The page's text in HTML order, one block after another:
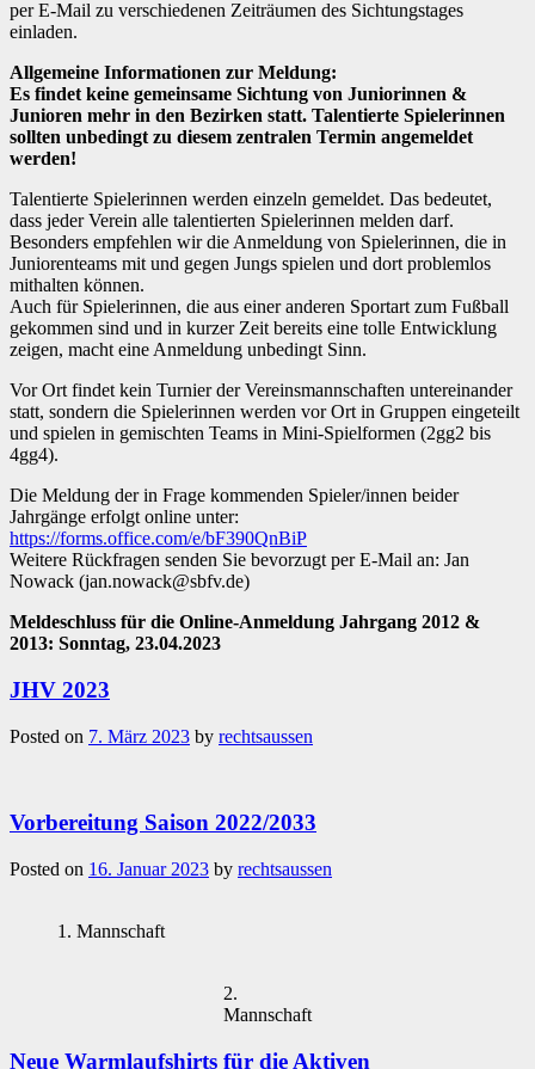
per E-Mail zu verschiedenen Zeiträumen des Sichtungstages
einladen.
Allgemeine Informationen zur Meldung:
Es findet keine gemeinsame Sichtung von Juniorinnen &
Junioren mehr in den Bezirken statt. Talentierte Spielerinnen
sollten unbedingt zu diesem zentralen Termin angemeldet
werden!
Talentierte Spielerinnen werden einzeln gemeldet. Das bedeutet,
dass jeder Verein alle talentierten Spielerinnen melden darf.
Besonders empfehlen wir die Anmeldung von Spielerinnen, die in
Juniorenteams mit und gegen Jungs spielen und dort problemlos
mithalten können.
Auch für Spielerinnen, die aus einer anderen Sportart zum Fußball
gekommen sind und in kurzer Zeit bereits eine tolle Entwicklung
zeigen, macht eine Anmeldung unbedingt Sinn.
Vor Ort findet kein Turnier der Vereinsmannschaften untereinander
statt, sondern die Spielerinnen werden vor Ort in Gruppen eingeteilt
und spielen in gemischten Teams in Mini-Spielformen (2gg2 bis
4gg4).
Die Meldung der in Frage kommenden Spieler/innen beider
Jahrgänge erfolgt online unter:
https://forms.office.com/e/bF390QnBiP
Weitere Rückfragen senden Sie bevorzugt per E-Mail an: Jan
Nowack (jan.nowack@sbfv.de)
Meldeschluss für die Online-Anmeldung Jahrgang 2012 &
2013: Sonntag, 23.04.2023
JHV 2023
Posted on 7. März 2023 by rechtsaussen
Vorbereitung Saison 2022/2033
Posted on 16. Januar 2023 by rechtsaussen
1. Mannschaft
2.
Mannschaft
Neue Warmlaufshirts für die Aktiven